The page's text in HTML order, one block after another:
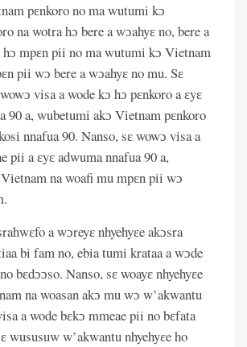
pɛnkoro no ma wutumi kɔ
na wotra hɔ bere a wɔahyɛ no, bere a
hɔ mpɛn pii no ma wutumi kɔ Vietnam
pii wɔ bere a wɔahyɛ no mu. Sɛ
visa a wode kɔ hɔ pɛnkoro a ɛyɛ
90 a, wubetumi akɔ Vietnam pɛnkoro
nnafua 90. Nanso, sɛ wowɔ visa a
pii a ɛyɛ adwuma nnafua 90 a,
na woafi mu mpɛn pii wɔ
a wɔreyɛ nhyehyɛe akɔsra
bi fam no, ebia tumi krataa a wɔde
bɛdɔɔso. Nanso, sɛ woayɛ nhyehyɛe
na woasan akɔ mu wɔ w’akwantu
a wode bɛkɔ mmeae pii no bɛfata
wususuw w’akwantu nhyehyɛe ho